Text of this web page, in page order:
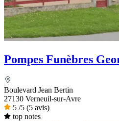
Pompes Funèbres
Boulevard Jean Bertin
27130 Verneuil-sur-Avre
5 /5 (5 avis)
top notes